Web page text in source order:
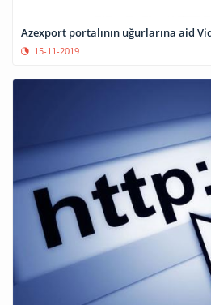
Azexport portalının uğurlarına aid
15-11-2019